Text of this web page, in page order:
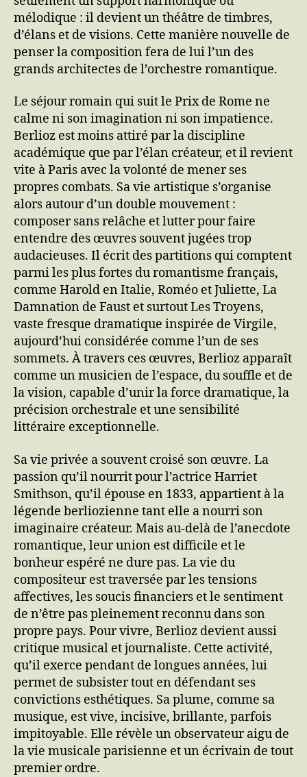
mélodique : il devient un théâtre de timbres,
d’élans et de visions. Cette manière nouvelle de
penser la composition fera de lui l’un des
grands architectes de l’orchestre romantique.
Le séjour romain qui suit le Prix de Rome ne
calme ni son imagination ni son impatience.
Berlioz est moins attiré par la discipline
académique que par l’élan créateur, et il revient
vite à Paris avec la volonté de mener ses
propres combats. Sa vie artistique s’organise
alors autour d’un double mouvement :
composer sans relâche et lutter pour faire
entendre des œuvres souvent jugées trop
audacieuses. Il écrit des partitions qui comptent
parmi les plus fortes du romantisme français,
comme Harold en Italie, Roméo et Juliette, La
Damnation de Faust et surtout Les Troyens,
vaste fresque dramatique inspirée de Virgile,
aujourd’hui considérée comme l’un de ses
sommets. À travers ces œuvres, Berlioz apparaît
comme un musicien de l’espace, du souffle et de
la vision, capable d’unir la force dramatique, la
précision orchestrale et une sensibilité
littéraire exceptionnelle.
Sa vie privée a souvent croisé son œuvre. La
passion qu’il nourrit pour l’actrice Harriet
Smithson, qu’il épouse en 1833, appartient à la
légende berliozienne tant elle a nourri son
imaginaire créateur. Mais au-delà de l’anecdote
romantique, leur union est difficile et le
bonheur espéré ne dure pas. La vie du
compositeur est traversée par les tensions
affectives, les soucis financiers et le sentiment
de n’être pas pleinement reconnu dans son
propre pays. Pour vivre, Berlioz devient aussi
critique musical et journaliste. Cette activité,
qu’il exerce pendant de longues années, lui
permet de subsister tout en défendant ses
convictions esthétiques. Sa plume, comme sa
musique, est vive, incisive, brillante, parfois
impitoyable. Elle révèle un observateur aigu de
la vie musicale parisienne et un écrivain de tout
premier ordre.